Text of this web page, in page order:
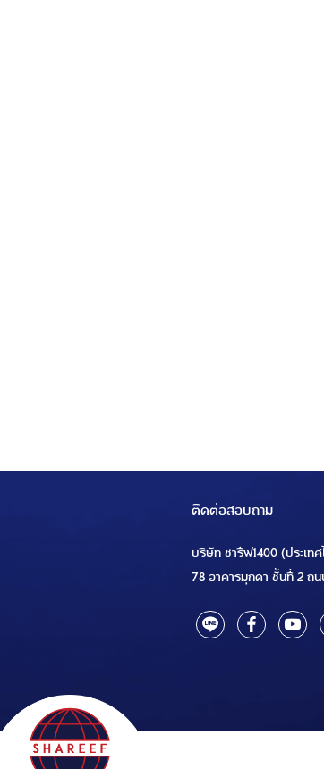
ติดต่อสอบถาม
บริษัท ชารีฟ1400 (ประเท
78 อาคารมุกดา ชั้นที่ 2 ถ